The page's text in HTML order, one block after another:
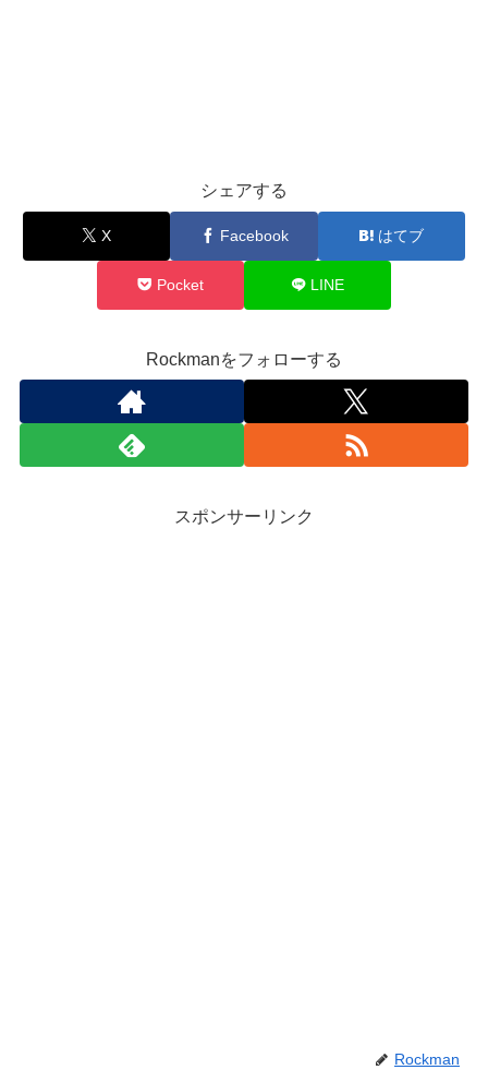
シェアする
X Facebook はてブ
Pocket LINE
Rockmanをフォローする
スポンサーリンク
Rockman